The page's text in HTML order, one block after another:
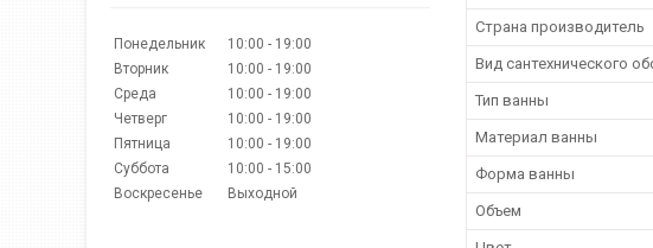
Страна производитель
Вид сантехнического
Тип ванны
Материал ванны
Форма ванны
Объем
Понедельник 10:00
19:00
Вторник
10:00
19:00
Среда
10:00
19:00
Четверг
10:00
19:00
Пятница
10:00
19:00
Суббота
10:00
15:00
Воскресенье
Выходной